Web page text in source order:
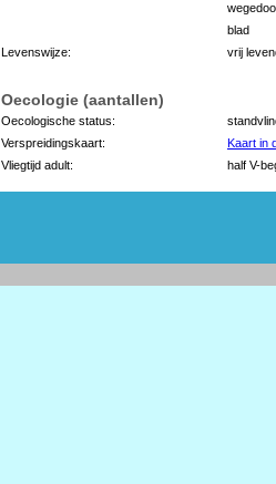
blad
Levenswijze:
vrij
Oecologie (aantallen)
Oecologische status:
Verspreidingskaart:
Kaart in
Vliegtijd adult:
half V-